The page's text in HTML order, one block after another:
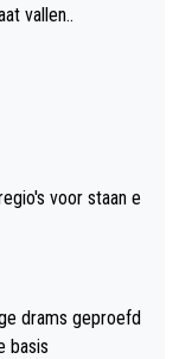
vallen..
voor staan e
drams geproefd
basis